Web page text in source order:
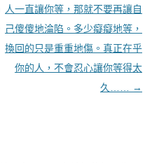
人一直讓你等，那就不要再讓自
己傻傻地淪陷。多少癡癡地等，
換回的只是重重地傷。真正在乎
你的人，不會忍心讓你等得太
久……
→